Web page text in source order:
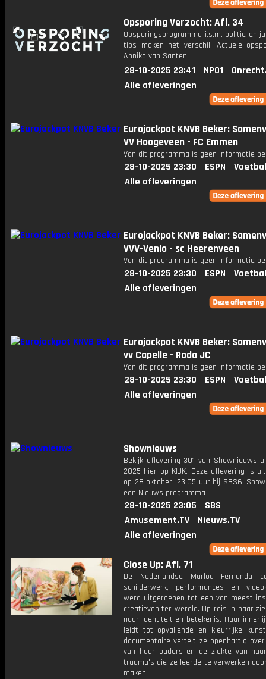
Opsporing Verzocht: Afl. 34
Opsporingsprogramma i.s.m. politie en
tips maken het verschil! Actuele
Anniko van Santen.
28-10-2025 23:41 NPO1
Alle afleveringen
Eurojackpot KNVB Beker:
VV Hoogeveen - FC Emmen
Van dit programma is geen informatie
28-10-2025 23:30 ESPN
Alle afleveringen
Eurojackpot KNVB Beker:
VVV-Venlo - sc Heerenveen
Van dit programma is geen informatie
28-10-2025 23:30 ESPN
Alle afleveringen
Eurojackpot KNVB Beker:
vv Capelle - Roda JC
Van dit programma is geen informatie
28-10-2025 23:30 ESPN
Alle afleveringen
Shownieuws
Bekijk aflevering 301 van Shownieuws
2025 hier op KIJK. Deze aflevering is
op 28 oktober, 23:05 uur bij SBS6.
een Nieuws programma
28-10-2025 23:05
SBS
Amusement.TV
Nieuws.TV
Alle afleveringen
Close Up: Afl. 71
De Nederlandse Marlou Fernanda
schilderwerk, performances en
werd uitgeroepen tot een van meest
creatieven ter wereld. Op reis in haar
naar identiteit en betekenis. Haar
leidt tot opvallende en kleurrijke
documentaire vertelt ze openhartig
van haar ouders en de ziekte van
trauma's die ze leerde te verwerken
maken.